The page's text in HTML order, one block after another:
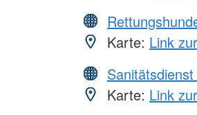
Karte: Link
Karte: Link